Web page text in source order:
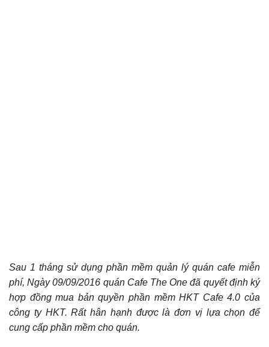
Sau 1 tháng sử dụng phần mềm quản lý quán cafe miễn
phí, Ngày 09/09/2016 quán Cafe The One đã quyết định ký
hợp đồng mua bản quyền phần mềm HKT Cafe 4.0 của
công ty HKT. Rất hân hạnh được là đơn vị lựa chọn để
cung cấp phần mềm cho quán.